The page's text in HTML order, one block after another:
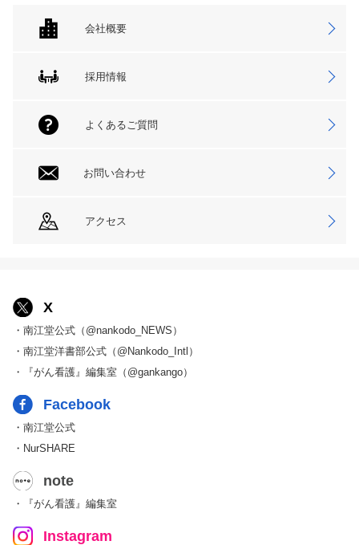
会社概要
採用情報
よくあるご質問
お問い合わせ
アクセス
X
・南江堂公式（@nankodo_NEWS）
・南江堂洋書部公式（@Nankodo_Intl）
・『がん看護』編集室（@gankango）
Facebook
・南江堂公式
・NurSHARE
note
・『がん看護』編集室
Instagram